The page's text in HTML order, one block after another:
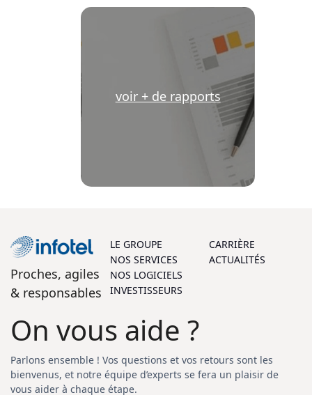
voir + de rapports
Proches, agiles
& responsables
LE GROUPE
NOS SERVICES
NOS LOGICIELS
INVESTISSEURS
CARRIÈRE
ACTUALITÉS
On vous aide ?
Parlons ensemble ! Vos questions et vos retours sont les
bienvenus, et notre équipe d’experts se fera un plaisir de
vous aider à chaque étape.